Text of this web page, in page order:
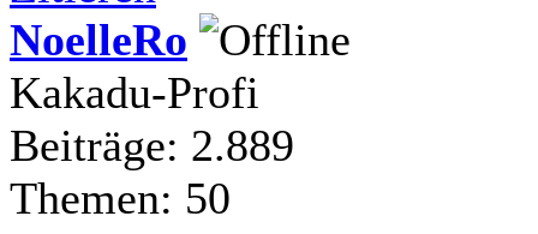
NoelleRo
Kakadu-Profi
Beiträge: 2.889
Themen: 50